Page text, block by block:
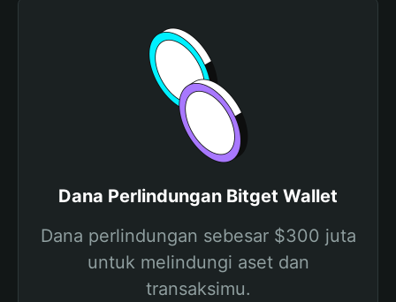
Dana Perlindungan Bitget Wallet
Dana perlindungan sebesar $300 juta
untuk melindungi aset dan
transaksimu.